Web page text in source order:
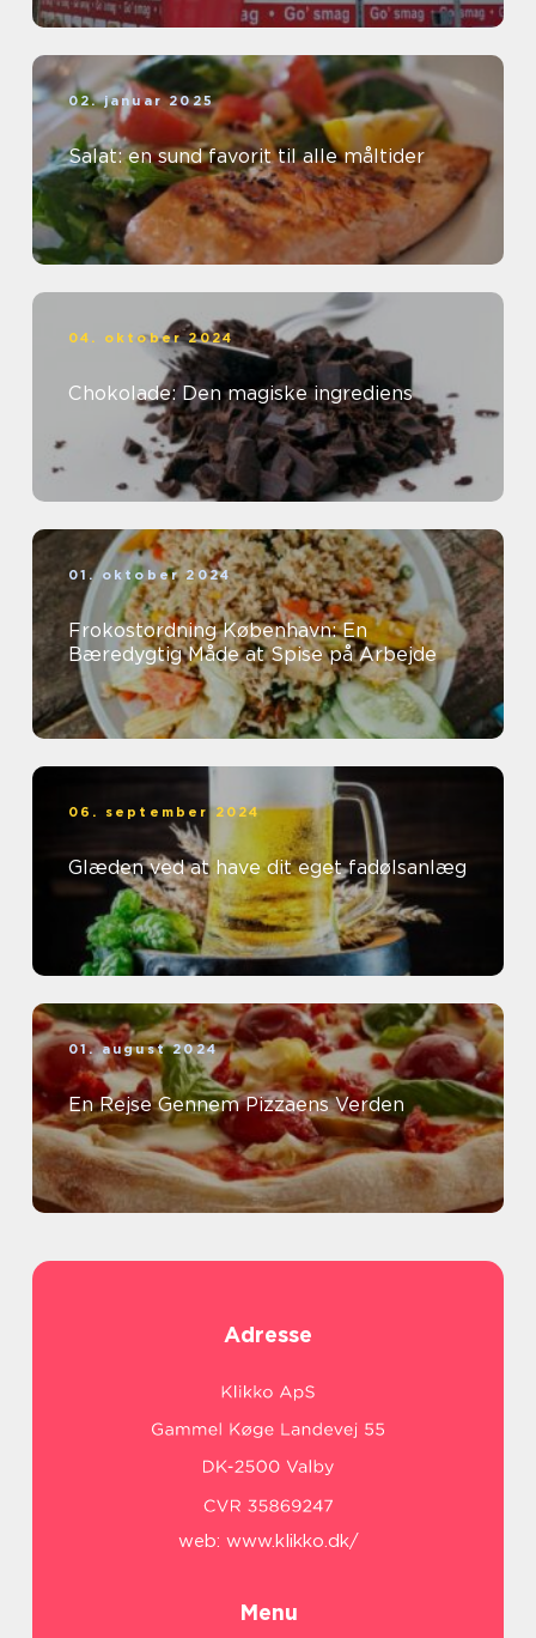
02. januar 2025
Salat: en sund favorit til alle måltider
04. oktober 2024
Chokolade: Den magiske ingrediens
01. oktober 2024
Frokostordning København: En
Bæredygtig Måde at Spise på Arbejde
06. september 2024
Glæden ved at have dit eget fadølsanlæg
01. august 2024
En Rejse Gennem Pizzaens Verden
Adresse
web: www.klikko.dk/
Menu